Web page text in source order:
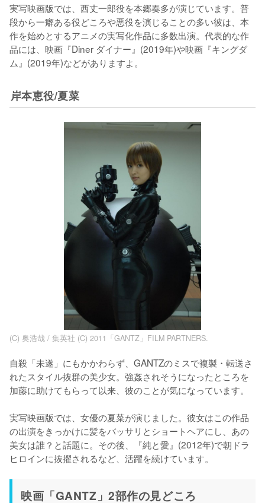
実写映画版では、西丈一郎役を本郷奏多が演じています。普
段から一癖ある役どころや悪役を演じることの多い彼は、本
作を始めとするアニメの実写化作品に多数出演。代表的な作
品には、映画『Diner ダイナー』(2019年)や映画『キングダ
ム』(2019年)などがありますよ。
岸本恵役/夏菜
(C) 奥浩哉 / 集英社 (C) 2011「GANTZ」FILM PARTNERS.
自殺「未遂」にもかかわらず、GANTZのミスで複製・転送さ
れたスタイル抜群の美少女。強姦されそうになったところを
加藤に助けてもらって以来、彼のことが気になっています。
実写映画版では、女優の夏菜が演じました。彼女はこの作品
の出演をきっかけに髪をバッサリとショートヘアにし、あの
美女は誰？と話題に。その後、『純と愛』(2012年)で朝ドラ
ヒロインに抜擢されるなど、活躍を続けています。
映画「GANTZ」2部作の見どころ